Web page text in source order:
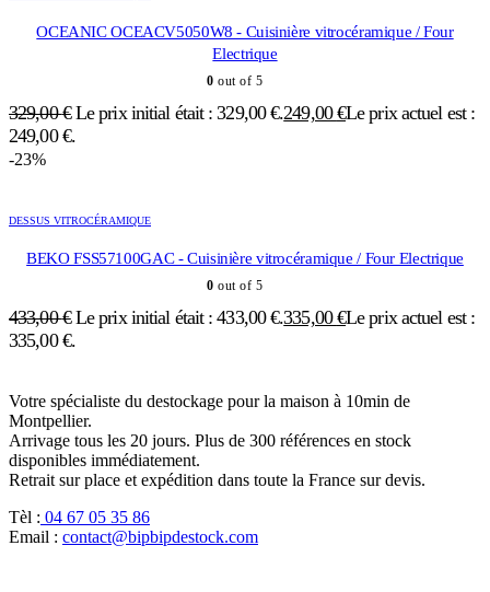
OCEANIC OCEACV5050W8 - Cuisinière vitrocéramique / Four
Electrique
0 out of 5
329,00€ Le prix initial était : 329,00 €.249,00€Le prix actuel est :
249,00 €.
-23%
DESSUS VITROCÉRAMIQUE
BEKO FSS57100GAC - Cuisinière vitrocéramique / Four Electrique
0 out of 5
433,00€ Le prix initial était : 433,00 €.335,00€Le prix actuel est :
335,00 €.
Votre spécialiste du destockage pour la maison à 10min de
Montpellier.
Arrivage tous les 20 jours. Plus de 300 références en stock
disponibles immédiatement.
Retrait sur place et expédition dans toute la France sur devis.
Tèl : 04 67 05 35 86
Email : contact@bipbipdestock.com